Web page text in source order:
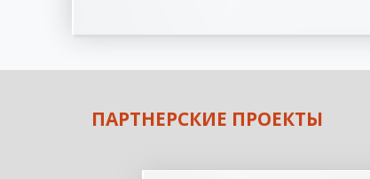
ПАРТНЕРСКИЕ ПРОЕКТЫ